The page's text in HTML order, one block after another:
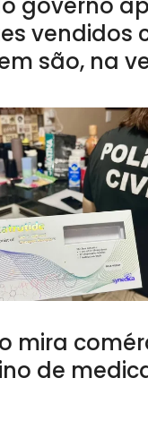
vendidos
são, na
mira
de